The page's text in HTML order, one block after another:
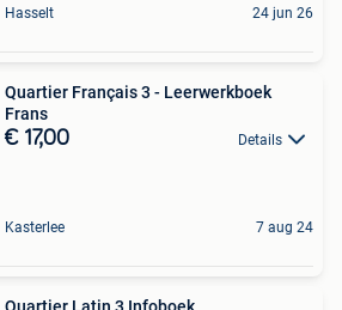
Hasselt 24 jun 26
Quartier Français 3 - Leerwerkboek
Frans
€ 17,00 Details
Kasterlee 7 aug 24
Quartier Latin 3 Infoboek